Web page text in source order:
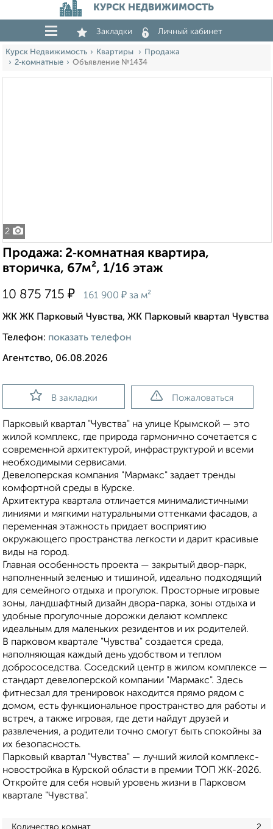
КУРСК НЕДВИЖИМОСТЬ
Закладки Личный кабинет
Курск Недвижимость Квартиры
Продажа
2‑комнатные
Объявление №1434
2
Продажа: 2‑комнатная квартира,
вторичка, 67м², 1/16 этаж
10 875 715 ₽ 161 900 ₽ за м²
ЖК ЖК Парковый Чувства, ЖК Парковый квартал Чувства
Телефон: показать телефон
Агентство, 06.08.2026
В закладки Пожаловаться
Парковый квартал "Чувства" на улице Крымской — это
жилой комплекс, где природа гармонично сочетается с
современной архитектурой, инфраструктурой и всеми
необходимыми сервисами.
Девелоперская компания "Мармакс" задает тренды
комфортной среды в Курске.
Архитектура квартала отличается минималистичными
линиями и мягкими натуральными оттенками фасадов, а
переменная этажность придает восприятию
окружающего пространства легкости и дарит красивые
виды на город.
Главная особенность проекта — закрытый двор-парк,
наполненный зеленью и тишиной, идеально подходящий
для семейного отдыха и прогулок. Просторные игровые
зоны, ландшафтный дизайн двора-парка, зоны отдыха и
удобные прогулочные дорожки делают комплекс
идеальным для маленьких резидентов и их родителей.
В парковом квартале "Чувства" создается среда,
наполняющая каждый день удобством и теплом
добрососедства. Соседский центр в жилом комплексе —
стандарт девелоперской компании "Мармакс". Здесь
фитнесзал для тренировок находится прямо рядом с
домом, есть функциональное пространство для работы и
встреч, а также игровая, где дети найдут друзей и
развлечения, а родители точно смогут быть спокойны за
их безопасность.
Парковый квартал "Чувства" — лучший жилой комплекс-
новостройка в Курской области в премии ТОП ЖК-2026.
Откройте для себя новый уровень жизни в Парковом
квартале "Чувства".
Количество комнат 2